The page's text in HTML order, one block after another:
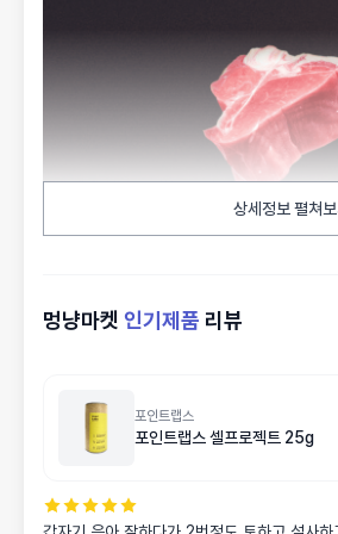
상세정보 펼쳐
멍냥마켓 인기제품 리뷰
포인트랩스
포인트랩스 셀프로젝트 25g